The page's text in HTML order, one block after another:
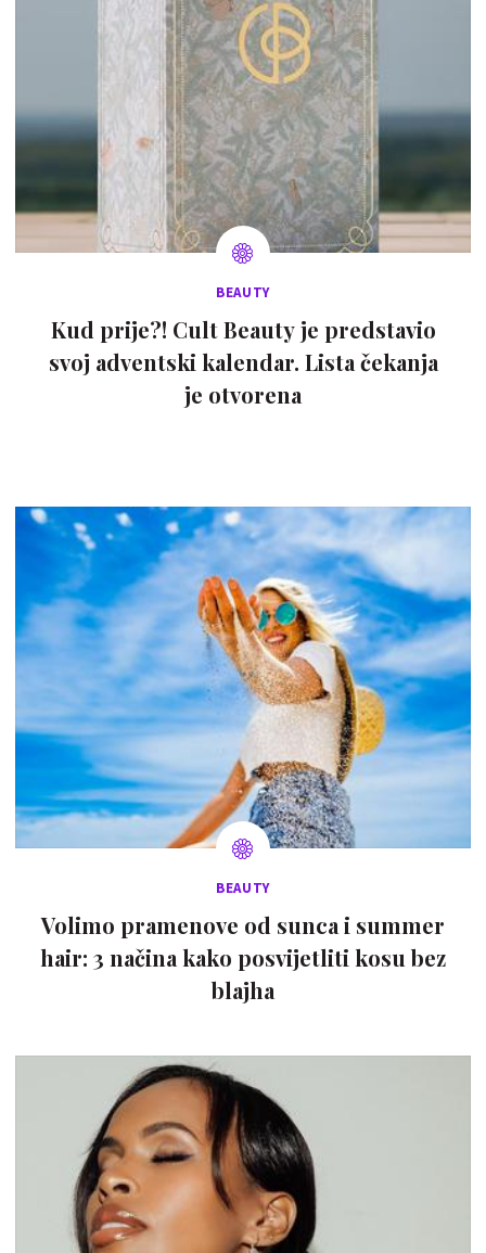
BEAUTY
Kud prije?! Cult Beauty je predstavio
svoj adventski kalendar. Lista čekanja
je otvorena
BEAUTY
Volimo pramenove od sunca i summer
hair: 3 načina kako posvijetliti kosu bez
blajha